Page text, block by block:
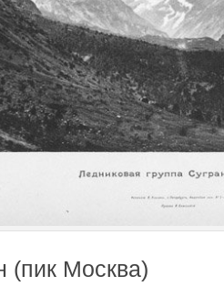
(пик Москва)